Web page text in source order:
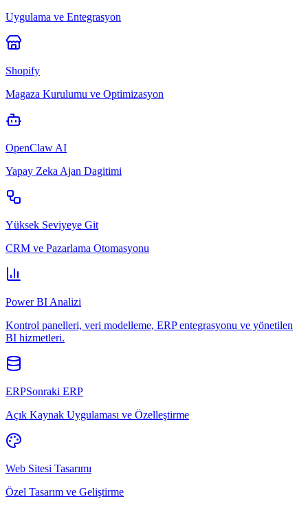
Uygulama ve Entegrasyon
Shopify
Magaza Kurulumu ve Optimizasyon
OpenClaw AI
Yapay Zeka Ajan Dagitimi
Yüksek Seviyeye Git
CRM ve Pazarlama Otomasyonu
Power BI Analizi
Kontrol panelleri, veri modelleme, ERP entegrasyonu ve yönetilen
BI hizmetleri.
ERPSonraki ERP
Açık Kaynak Uygulaması ve Özelleştirme
Web Sitesi Tasarımı
Özel Tasarım ve Geliştirme